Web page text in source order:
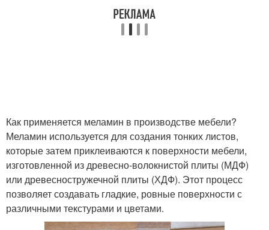
Как применяется меламин в производстве мебели?
Меламин используется для создания тонких листов,
которые затем приклеиваются к поверхности мебели,
изготовленной из древесно-волокнистой плиты (МДФ)
или древесностружечной плиты (ХДФ). Этот процесс
позволяет создавать гладкие, ровные поверхности с
различными текстурами и цветами.